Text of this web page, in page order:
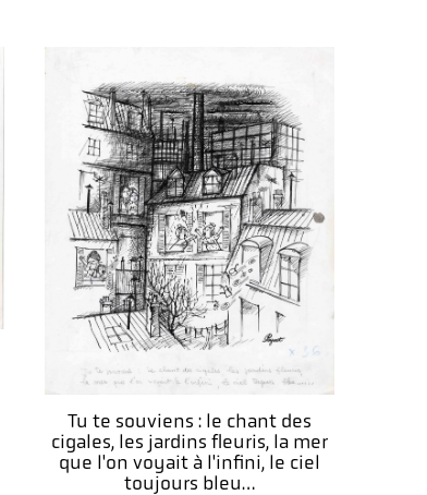
Tu te souviens : le chant des
cigales, les jardins fleuris, la mer
que l'on voyait à l'infini, le ciel
toujours bleu…